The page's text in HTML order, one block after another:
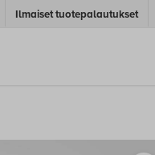
Ilmaiset tuotepalautukset